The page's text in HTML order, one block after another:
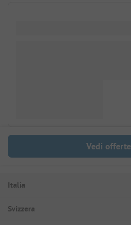
Vedi offerte
Italia
Svizzera